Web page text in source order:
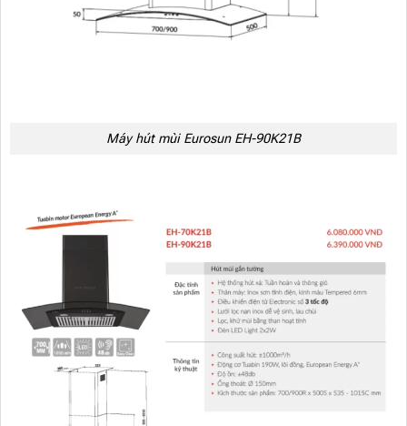
Máy hút mùi Eurosun EH-90K21B